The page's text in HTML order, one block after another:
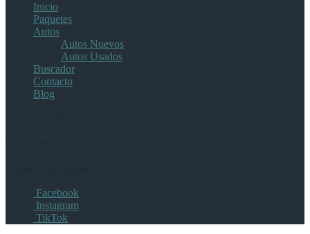
Inicio
Paquetes
Autos
Autos Nuevos
Autos Usados
Buscador
Contacto
Blog
Facebook
Instagram
TikTok